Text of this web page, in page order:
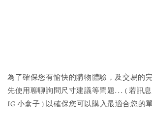
為了確保您有愉快的購物體驗，及交易的
先使用聊聊詢問尺寸建議等問題... ( 若訊
IG 小盒子 ) 以確保您可以購入最適合您的單